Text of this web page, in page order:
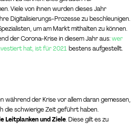
Viele von ihnen wurden dieses Jahr
Digitalisierungs-Prozesse zu beschleunigen.
um am Markt mithalten zu können.
der Corona-Krise in diesem Jahr aus:wer
hat, ist für 2021 bestens aufgestellt.
während der Krise vor allem daran gemessen,
die schwierige Zeit geführt haben.
Leitplanken und Ziele. Diese gilt es zu